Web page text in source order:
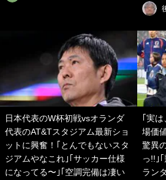
日本代表のW杯初戦vsオランダ
代表のAT&Tスタジアム最新ショ
ットに興奮！｢とんでもないスタ
ジアムやなこれ｣｢サッカー仕様
になってる〜｣｢空調完備は凄い
｢実
場価
驚異
っ!!｣
ラン